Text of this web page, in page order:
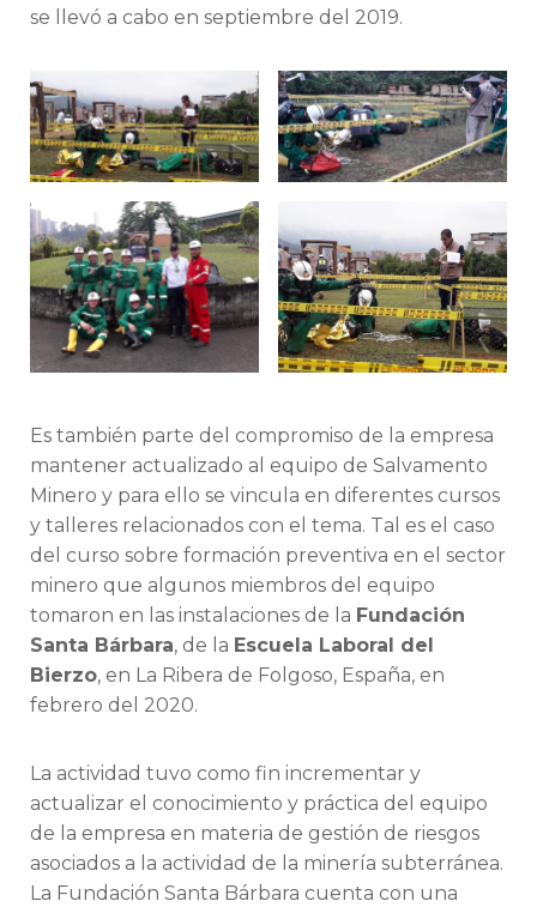
se llevó a cabo en septiembre del 2019.
Es también parte del compromiso de la empresa
mantener actualizado al equipo de Salvamento
Minero y para ello se vincula en diferentes cursos
y talleres relacionados con el tema. Tal es el caso
del curso sobre formación preventiva en el sector
minero que algunos miembros del equipo
tomaron en las instalaciones de la Fundación
Santa Bárbara, de la Escuela Laboral del
Bierzo, en La Ribera de Folgoso, España, en
febrero del 2020.
La actividad tuvo como fin incrementar y
actualizar el conocimiento y práctica del equipo
de la empresa en materia de gestión de riesgos
asociados a la actividad de la minería subterránea.
La Fundación Santa Bárbara cuenta con una